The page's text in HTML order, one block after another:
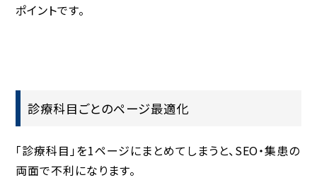
ポイントです。
診療科目ごとのページ最適化
「診療科目」を1ページにまとめてしまうと、SEO・集患の
両面で不利になります。